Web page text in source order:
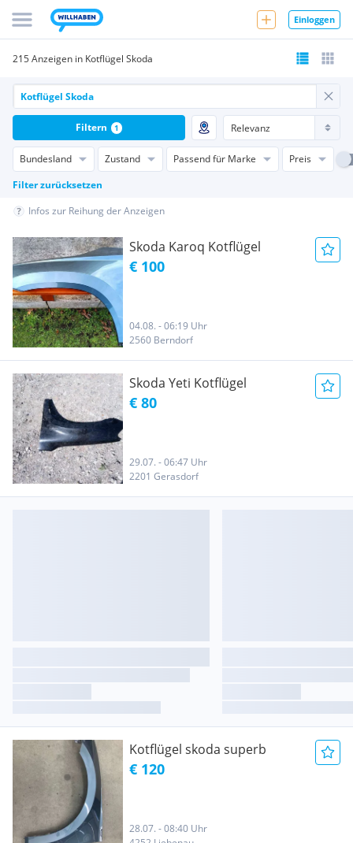
Einloggen
215 Anzeigen in Kotflügel Skoda
Bundesland Zustand Passend für Marke
Preis
Filter zurücksetzen
Filtern 1
Infos zur Reihung der Anzeigen
Skoda Karoq Kotflügel
€ 100
04.08. - 06:19 Uhr
2560 Berndorf
Skoda Yeti Kotflügel
€ 80
29.07. - 06:47 Uhr
2201 Gerasdorf
Kotflügel skoda superb
€ 120
28.07. - 08:40 Uhr